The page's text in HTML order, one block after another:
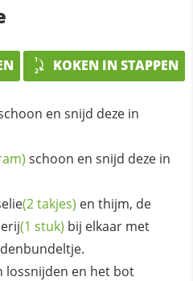
KOKEN IN STAPPEN
en snijd deze in
schoon en snijd deze in
(2 takjes) en thijm, de
(1 stuk) bij elkaar met
lossnijden en het bot